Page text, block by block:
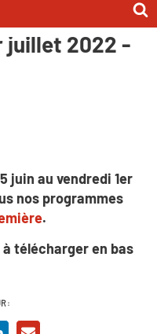
25
juillet 2022 -
juin au vendredi 1er
nos programmes
.
télécharger en bas
: